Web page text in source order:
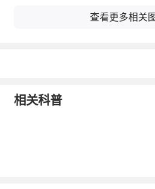
讲座时间：2013年9月11
测试骨密度；先到20位有
查看更多相关
相关科普